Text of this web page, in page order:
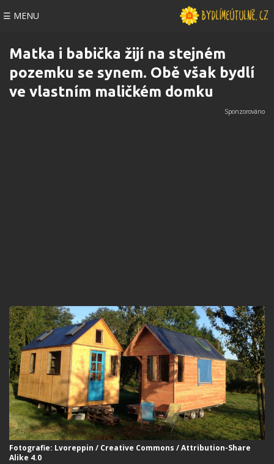
☰ MENU
Matka i babička žijí na stejném
pozemku se synem. Obě však bydlí
ve vlastním maličkém domku
Fotografie: Lvoreppin / Creative Commons / Attribution-Share
Alike 4.0